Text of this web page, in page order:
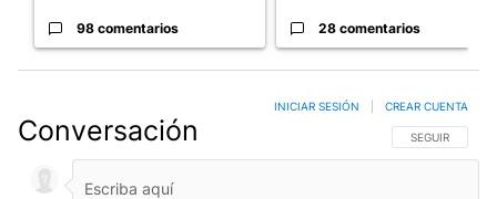
98 comentarios 28 comentarios
Conversación SIGA ESTA
SEGUIR
INICIAR SESIÓN CREAR CUENTA